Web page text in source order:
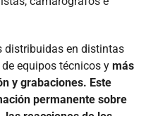
distribuidas en distintas
equipos técnicos y más
y grabaciones. Este
permanente sobre